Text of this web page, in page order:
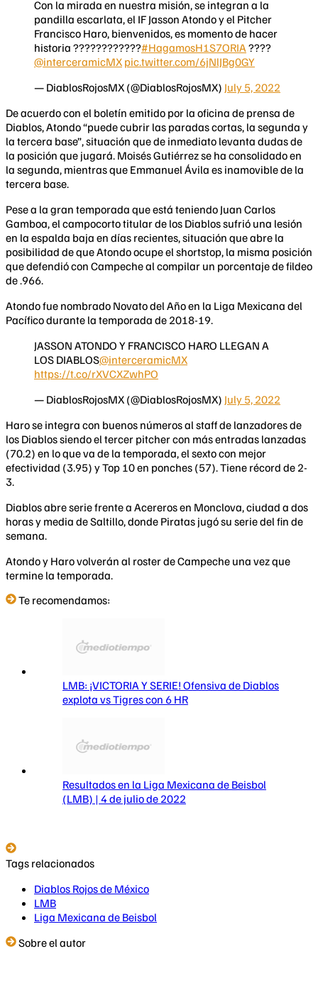
Con la mirada en nuestra misión, se integran a la
pandilla escarlata, el IF Jasson Atondo y el Pitcher
Francisco Haro, bienvenidos, es momento de hacer
historia ????????????#HagamosH1S7ORIA ????
@interceramicMX pic.twitter.com/6jNlJBg0GY
— DiablosRojosMX (@DiablosRojosMX) July 5, 2022
De acuerdo con el boletín emitido por la oficina de prensa de
Diablos, Atondo “puede cubrir las paradas cortas, la segunda y
la tercera base”, situación que de inmediato levanta dudas de
la posición que jugará. Moisés Gutiérrez se ha consolidado en
la segunda, mientras que Emmanuel Ávila es inamovible de la
tercera base.
Pese a la gran temporada que está teniendo Juan Carlos
Gamboa, el campocorto titular de los Diablos sufrió una lesión
en la espalda baja en días recientes, situación que abre la
posibilidad de que Atondo ocupe el shortstop, la misma posición
que defendió con Campeche al compilar un porcentaje de fildeo
de .966.
Atondo fue nombrado Novato del Año en la Liga Mexicana del
Pacífico durante la temporada de 2018-19.
JASSON ATONDO Y FRANCISCO HARO LLEGAN A
LOS DIABLOS@interceramicMX
https://t.co/rXVCXZwhPO
— DiablosRojosMX (@DiablosRojosMX) July 5, 2022
Haro se integra con buenos números al staff de lanzadores de
los Diablos siendo el tercer pitcher con más entradas lanzadas
(70.2) en lo que va de la temporada, el sexto con mejor
efectividad (3.95) y Top 10 en ponches (57). Tiene récord de 2-
3.
Diablos abre serie frente a Acereros en Monclova, ciudad a dos
horas y media de Saltillo, donde Piratas jugó su serie del fin de
semana.
Atondo y Haro volverán al roster de Campeche una vez que
termine la temporada.
Te recomendamos:
LMB: ¡VICTORIA Y SERIE! Ofensiva de Diablos
explota vs Tigres con 6 HR
Resultados en la Liga Mexicana de Beisbol
(LMB) | 4 de julio de 2022
Tags relacionados
Diablos Rojos de México
LMB
Liga Mexicana de Beisbol
Sobre el autor